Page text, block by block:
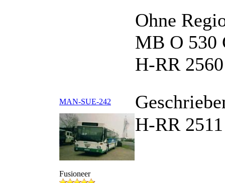
Ohne
MB O 530
H-RR
MAN-SUE-242
Fusioneer
H-RR